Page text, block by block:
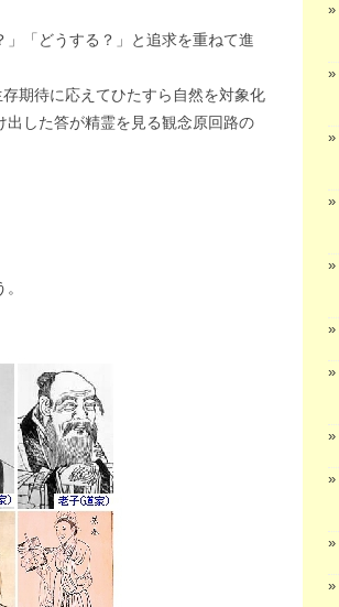
「どうする？」と追求を重ねて進
期待に応えてひたすら自然を対象化
出した答が精霊を見る観念原回路の